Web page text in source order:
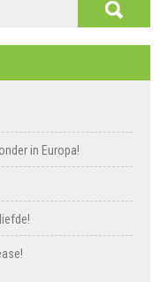
in Europa!